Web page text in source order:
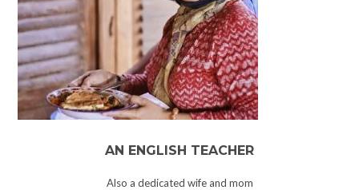
AN ENGLISH TEACHER
Also a dedicated wife and mom